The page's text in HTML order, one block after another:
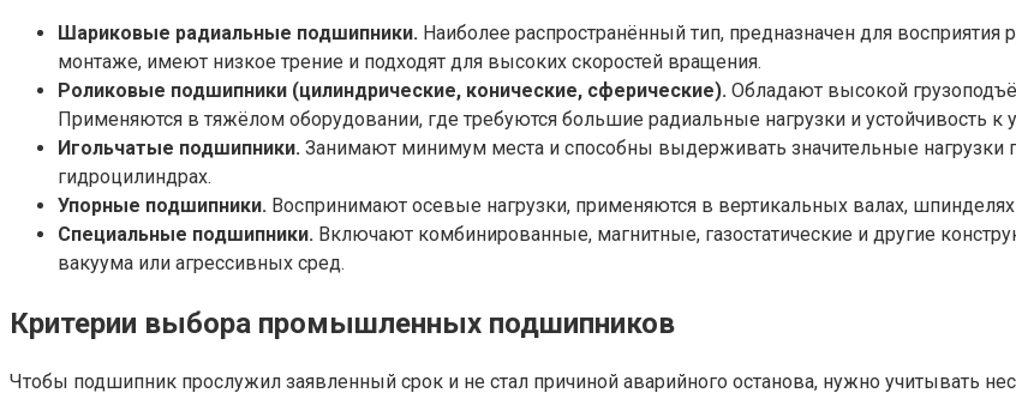
Шариковые радиальные подшипники. Наиболее распространённый тип, предназначен для
монтаже, имеют низкое трение и подходят для высоких скоростей вращения.
Роликовые подшипники (цилиндрические, конические, сферические). Обладают высокой
Применяются в тяжёлом оборудовании, где требуются большие радиальные нагрузки и устойчивость к
Игольчатые подшипники. Занимают минимум места и способны выдерживать значительные нагрузки
гидроцилиндрах.
Упорные подшипники. Воспринимают осевые нагрузки, применяются в вертикальных валах,
Специальные подшипники. Включают комбинированные, магнитные, газостатические и другие
вакуума или агрессивных сред.
Критерии выбора промышленных подшипников
Чтобы подшипник прослужил заявленный срок и не стал причиной аварийного останова, нужно учитывать